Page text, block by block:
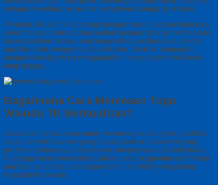
sebagai inventaris, perawatan yang benar sangat diperlukan.
Pertama, hindari mencuci toga dengan mesin cuci jika bahannya
sensitif seperti satin. Cukup rendam dengan detergen lembut dan
kucek perlahan. Kedua, saat menyetrika, gunakan suhu rendah
agar kain tidak mengkerut atau terbakar. Terakhir, simpanlah
dengan cara digantung menggunakan hangeragar bentuk bahu
tetap terjaga.
Bagaimana Cara Memesan Toga
Wisuda TK Berkualitas?
Saat Anda memutuskan untuk memesan secara grosir, pastikan
Anda memilih konveksi yang berpengalaman. Konveksi yang
profesional biasanya memberikan sampel bahan terlebih dahulu.
Anda juga harus memastikan jahitan pada toga wisuda TK rapi
dan kuat, terutama pada bagian kerah dan ketiak yang sering
mengalami tekanan.